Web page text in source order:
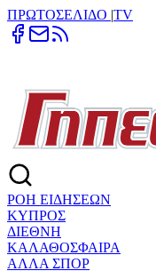
ΠΡΩΤΟΣΕΛΙΔΟ |TV
ΡΟΗ ΕΙΔΗΣΕΩΝ
ΚΥΠΡΟΣ
ΔΙΕΘΝΗ
ΚΑΛΑΘΟΣΦΑΙΡΑ
ΑΛΛΑ ΣΠΟΡ